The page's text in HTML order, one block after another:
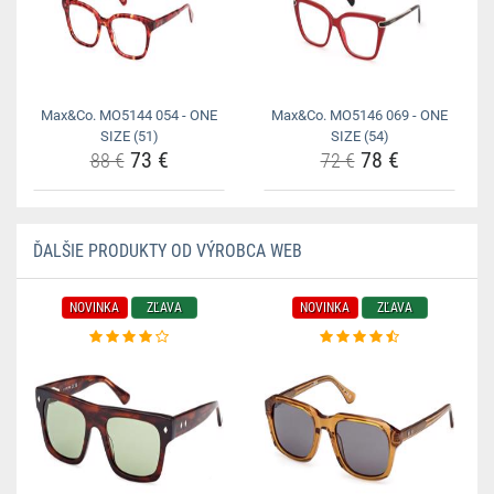
Max&Co. MO5144 054 - ONE
SIZE (51)
88 €73 €
Max&Co. MO5146 069 - ONE
SIZE (54)
72 €78 €
ĎALŠIE PRODUKTY OD VÝROBCA WEB
NOVINKA ZĽAVA NOVINKA ZĽAVA